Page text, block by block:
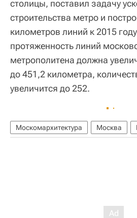
столицы, поставил задачу
строительства метро и
километров линий к 2015
протяженность линий
метрополитена должна
до 451,2 километра,
увеличится до 252.
Москомархитектура Москва